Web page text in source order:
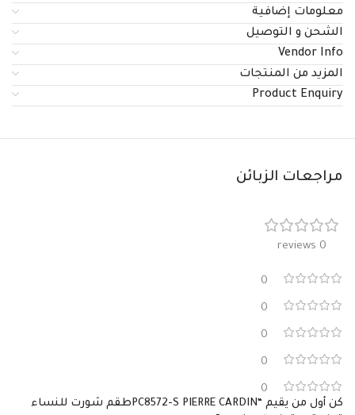
معلومات إضافية
الشحن و التوصيل
Vendor Info
المزيد من المنتجات
Product Enquiry
مراجعات الزبائن
0 reviews
0
0
0
0
0
كن أول من يقيم “PC8572-S PIERRE CARDINطقم شورت للنساء